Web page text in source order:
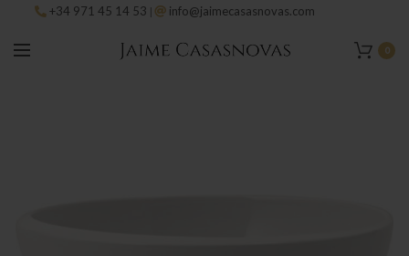
+34 971 45 14 53 | info@jaimecasasnovas.com
0